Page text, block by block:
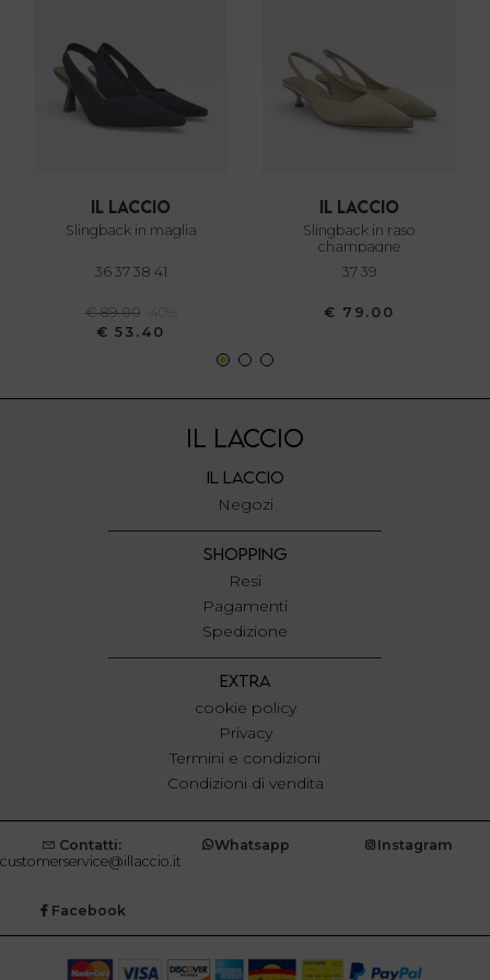
dalla Dichiarazione sui cookie.
Utilizziamo i cookie per personalizzare contenuti ed
annunci, per fornire funzionalità dei social media e per
nostri partner che si occupano di analisi dei dati web,
pubblicità e social media, i quali potrebbero combinarle
con altre informazioni che ha fornito loro o che hanno
il laccio
slingback in maglia
36 37 38 41
€ 89.00
-40%
€ 53.40
il laccio
slingback in raso
champagne
37 39
€ 79.00
IL LACCIO
IL LACCIO
Negozi
SHOPPING
Resi
Pagamenti
Spedizione
EXTRA
cookie policy
Privacy
Termini e condizioni
Condizioni di vendita
Contatti:
customerservice@illaccio.it
Whatsapp Instagram
Facebook